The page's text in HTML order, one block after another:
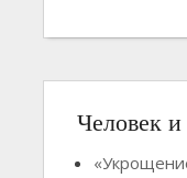
Человек